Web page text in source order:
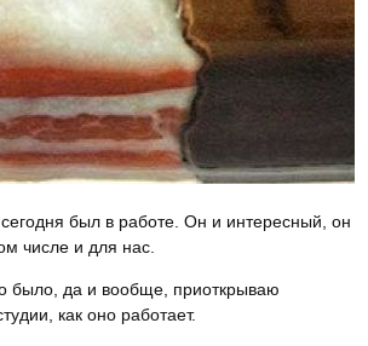
был в работе. Он и интересный, он
числе и для нас.
было, да и вообще, приоткрываю
как оно работает.